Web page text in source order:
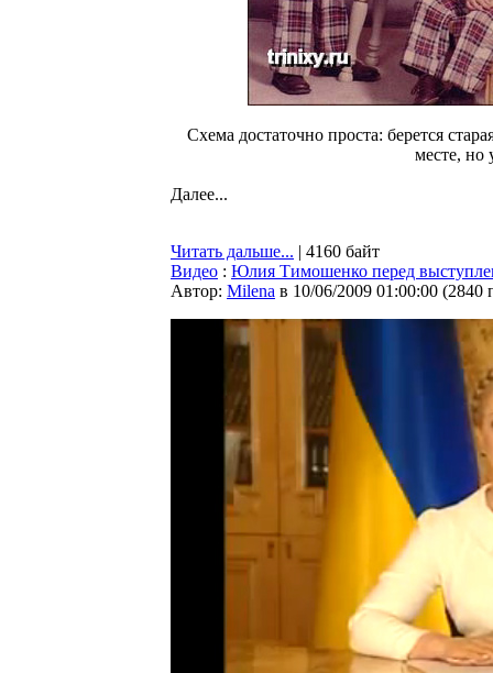
Схема достаточно проста: берется
месте, но
Далее...
Читать дальше... | 4160 байт
Видео : Юлия Тимошенко перед
Автор: Milena в 10/06/2009 01:00:00 (2840